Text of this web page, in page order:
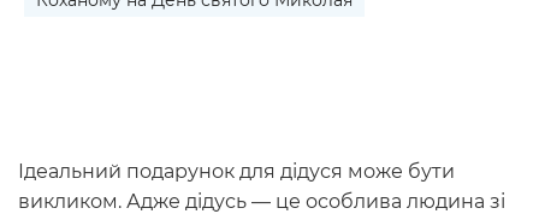
Ідеальний подарунок для дідуся може бути
викликом. Адже дідусь — це особлива людина зі